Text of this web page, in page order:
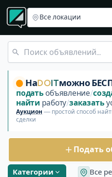
Услуга: Бытовая
Подберите исполнителей
Устранение засоров
Все локации
Категории Все
НаDOITможно
подать объявление/
найти работу/заказать
Аукцион — простой способ
сделки
Подать